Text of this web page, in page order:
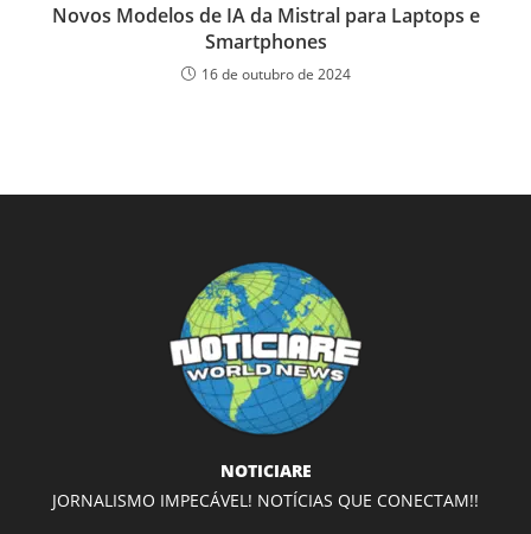
Novos Modelos de IA da Mistral para Laptops e
Smartphones
16 de outubro de 2024
NOTICIARE
JORNALISMO IMPECÁVEL! NOTÍCIAS QUE CONECTAM!!